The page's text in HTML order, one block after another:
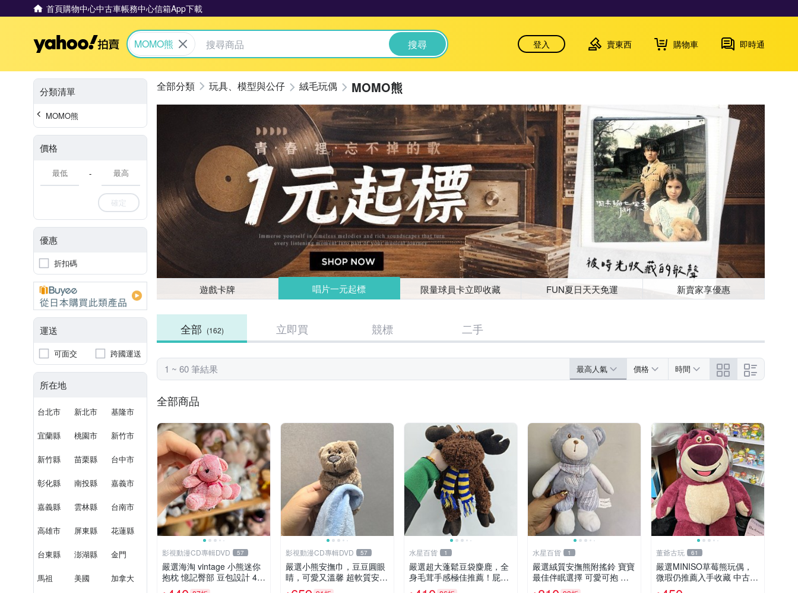
首頁購物中心中古車帳務中心信箱App下載
Yahoo拍賣
MOMO熊 搜尋 登入 賣東西 購物車 即時通
分類清單
MOMO熊
價格
-
確定
優惠
折扣碼
運送
可面交 跨國運送
所在地
台北市 新北市 基隆市
宜蘭縣 桃園市 新竹市
新竹縣 苗栗縣 台中市
彰化縣 南投縣 嘉義市
嘉義縣 雲林縣 台南市
高雄市 屏東縣 花蓮縣
台東縣 澎湖縣 金門
馬祖 美國 加拿大
玩具、模型與公仔 絨毛玩偶 MOMO熊
遊戲卡牌 唱片一元起標 限量球員卡立即收藏 FUN夏日天天免運 新賣家享優惠
全部 (162) 立即買 競標 二手
1 ~ 60 筆結果 最高人氣 價格 時間
全部商品
影視動漫CD專輯DVD 57
嚴選海淘 vintage 小熊迷你
抱枕 憶記臀部 豆包設計 4c
m 高 推薦收藏 迷你豆包小
影視動漫CD專輯DVD 57
嚴選小熊安撫巾，豆豆圓眼
睛，可愛又溫馨 超軟質安撫
巾，豆豆設計，哄睡好幫手
水星百貨 1
嚴選超大蓬鬆豆袋麋鹿，全
身毛茸手感極佳推薦！屁股
與四肢填充均勻，適合收藏
水星百貨 1
嚴選絨質安撫熊附搖鈴 寶寶
最佳伴眠選擇 可愛可抱 絨
毛玩具 安撫熊 嬰兒用
董爺古玩 61
嚴選MINISO草莓熊玩偶，
微瑕仍推薦入手收藏 中古 M
INISO 草莓熊 玩具 收藏